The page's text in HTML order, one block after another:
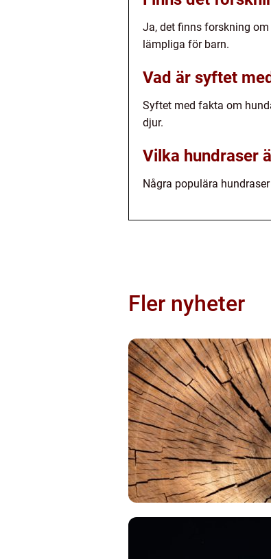
Ja, det finns forskning
lämpliga för barn.
Vad är syftet
Syftet med fakta om
djur.
Vilka hundraser
Några populära
Fler nyheter